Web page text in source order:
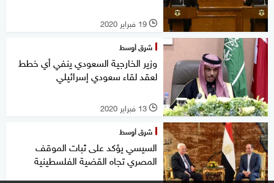
l 19 فبراير 2020
شرق أوسط
وزير الخارجية السعودي ينفي أي خطط
لعقد لقاء سعودي إسرائيلي
l 13 فبراير 2020
شرق أوسط
السيسي يؤكد على ثبات الموقف
المصري تجاه القضية الفلسطينية